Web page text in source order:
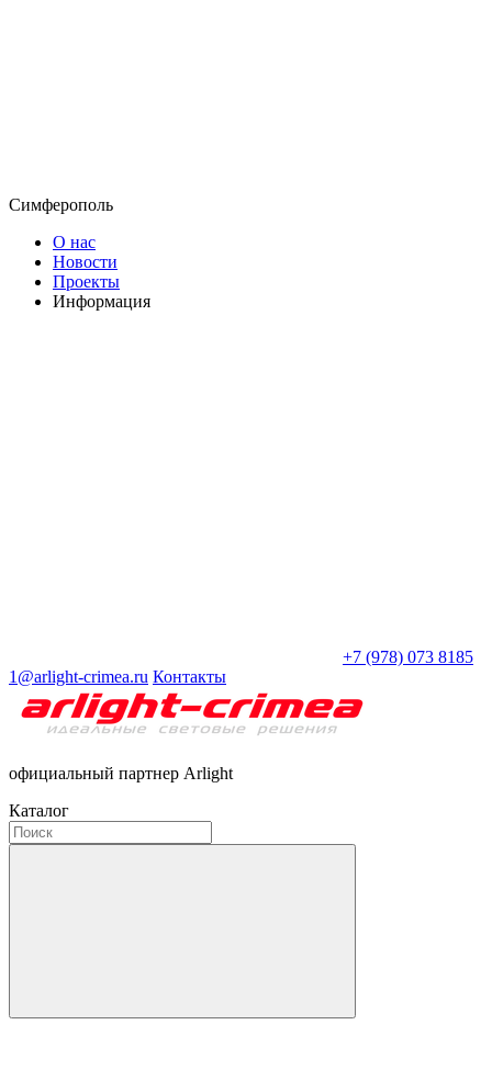
Симферополь
О нас
Новости
Проекты
Информация
+7 (978) 073 8185
1@arlight-crimea.ru Контакты
официальный партнер Arlight
Каталог